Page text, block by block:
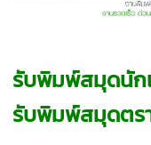
รับพิมพ์สมุดนัก
รับพิมพ์สมุดตรา